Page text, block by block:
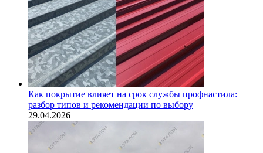
Как покрытие влияет на срок службы профнастила:
разбор типов и рекомендации по выбору
29.04.2026